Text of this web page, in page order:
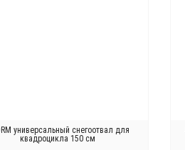
универсальный снегоотвал для
квадроцикла 150 см